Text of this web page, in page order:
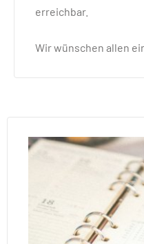
erreichbar.
Wir wünschen allen